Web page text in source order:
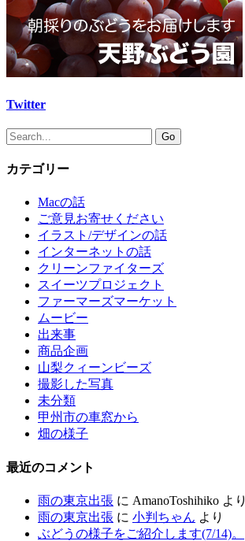
Twitter
カテゴリー
Macの話
ご意見お寄せください
イラスト/デザインの話
インターネットの話
クリーンファイターズ
スイーツプロジェクト
ファーマーズマーケット
ムービー
出来事
商品企画
山梨クィーンビーズ
撮影した写真
未分類
甲州市の車窓から
畑の様子
最近のコメント
雨の東京出張 に AmanoToshihiko より
雨の東京出張 に 小判ちゃん より
ぶどうの様子をご紹介します(7/14)。